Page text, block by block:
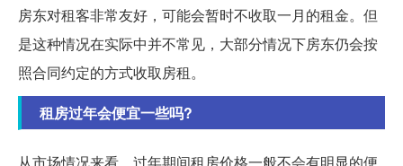
房东对租客非常友好，可能会暂时不收取一月的租金。但
是这种情况在实际中并不常见，大部分情况下房东仍会按
照合同约定的方式收取房租。
租房过年会便宜一些吗?
从市场情况来看，过年期间租房价格一般不会有明显的便